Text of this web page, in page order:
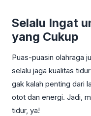
Selalu Ingat
yang Cukup
Puas-puasin olahraga
selalu jaga kualitas
gak kalah penting dari
otot dan energi. Jadi,
tidur, ya!